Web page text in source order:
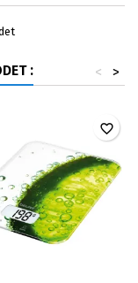
: >
<
favorite_border